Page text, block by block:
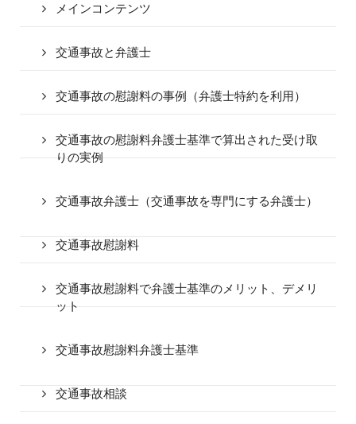
メインコンテンツ
交通事故と弁護士
交通事故の慰謝料の事例（弁護士特約を利用）
交通事故の慰謝料弁護士基準で算出された受け取
りの実例
交通事故弁護士（交通事故を専門にする弁護士）
交通事故慰謝料
交通事故慰謝料で弁護士基準のメリット、デメリ
ット
交通事故慰謝料弁護士基準
交通事故相談